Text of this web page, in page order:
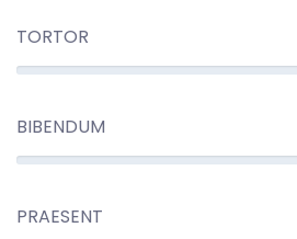
TORTOR
BIBENDUM
PRAESENT